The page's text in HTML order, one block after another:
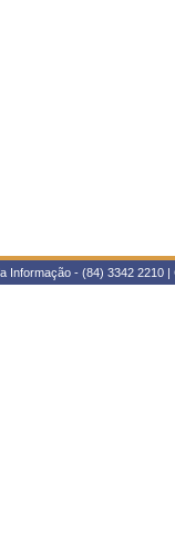
Informação - (84) 3342